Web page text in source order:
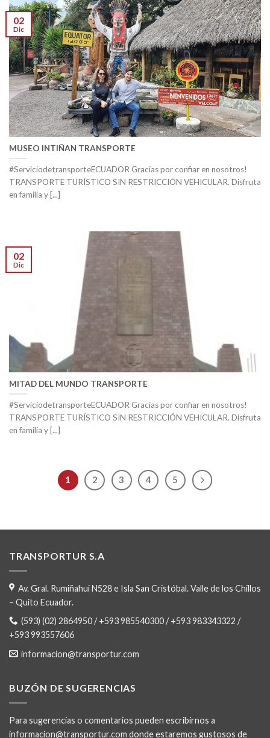
MUSEO INTIÑAN TRANSPORTE
#ServiciodetransporteECUADOR Gracias por confiar en nosotros!
TRANSPORTE TURÍSTICO SIN RESTRICCIÓN VEHICULAR. Disfruta
en familia y [...]
02
Dic
MITAD DEL MUNDO TRANSPORTE
#ServiciodetransporteECUADOR Gracias por confiar en nosotros!
TRANSPORTE TURÍSTICO SIN RESTRICCIÓN VEHICULAR. Disfruta
en familia y [...]
02
Dic
1 2 3 4 5
TRANSPORTUR S.A
Av. Gral. Rumiñahui N528 e Isla San Cristóbal. Valle de los Chillos
– Quito Ecuador.
(593) (02) 2864950 / +593 985540300 / +593 983343322 /
+593 993557606
informacion@transportur.com
BUZÓN DE SUGERENCIAS
Para sugerencias o comentarios pueden escribirnos a
informacion@transportur.com donde estaremos gustosos de